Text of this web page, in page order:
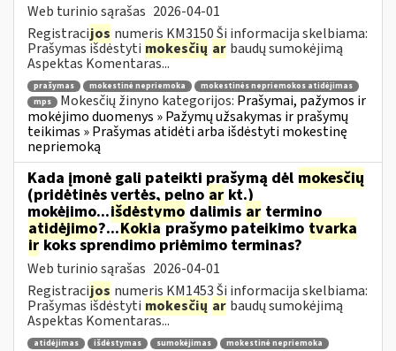
Web turinio sąrašas 2026-04-01
Registracijos numeris KM3150 Ši informacija skelbiama:
Prašymas išdėstyti mokesčių ar baudų sumokėjimą
Aspektas Komentaras...
prašymas mokestinė nepriemoka
mokestinės nepriemokos atidėjimas
mps
Mokesčių žinyno kategorijos: Prašymai, pažymos ir
mokėjimo duomenys » Pažymų užsakymas ir prašymų
teikimas » Prašymas atidėti arba išdėstyti mokestinę
nepriemoką
Kada įmonė gali pateikti prašymą dėl mokesčių
(pridėtinės vertės, pelno ar kt.)
mokėjimo...išdėstymo dalimis ar termino
atidėjimo?...Kokiaprašymo pateikimo tvarka
irkoks sprendimo priėmimo terminas?
Web turinio sąrašas 2026-04-01
Registracijos numeris KM1453 Ši informacija skelbiama:
Prašymas išdėstyti mokesčių ar baudų sumokėjimą
Aspektas Komentaras...
atidėjimas išdėstymas sumokėjimas
mokestinė nepriemoka